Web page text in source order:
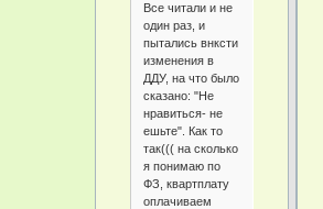
Все читали и не
один раз, и
пытались внксти
изменения в
ДДУ, на что было
сказано: "Не
нравиться- не
ешьте". Как то
так((( на сколько
я понимаю по
ФЗ, квартплату
оплачиваем